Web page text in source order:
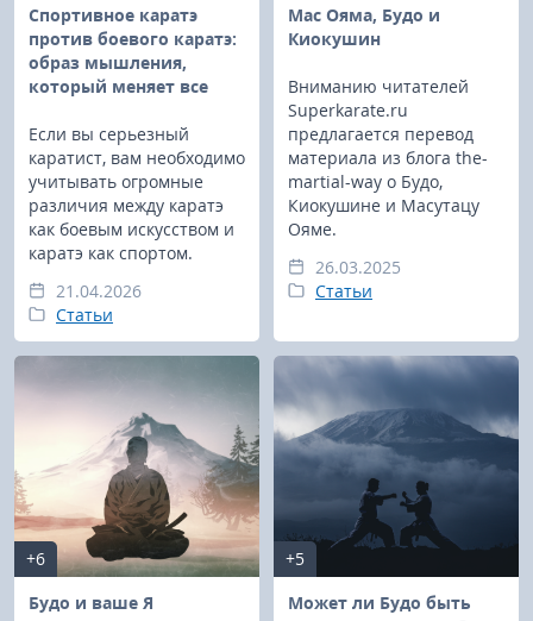
Спортивное каратэ
против боевого каратэ:
образ мышления,
который меняет все
Если вы серьезный
каратист, вам необходимо
учитывать огромные
различия между каратэ
как боевым искусством и
каратэ как спортом.
21.04.2026
Статьи
Мас Ояма, Будо и
Киокушин
Вниманию читателей
Superkarate.ru
предлагается перевод
материала из блога the-
martial-way о Будо,
Киокушине и Масутацу
Ояме.
26.03.2025
Статьи
+6
Будо и ваше Я
+5
Может ли Будо быть
UFC и MMA
Муай тай